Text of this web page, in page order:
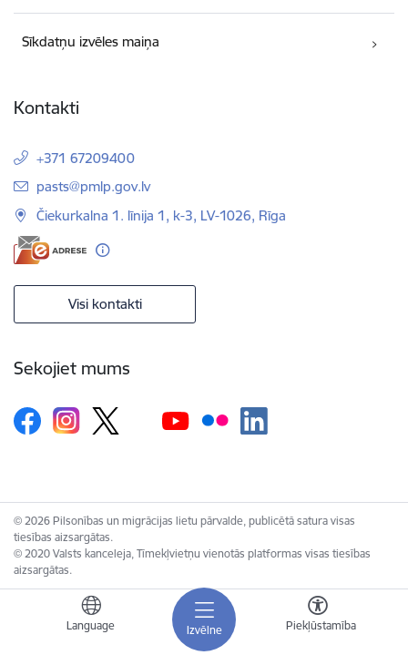
Izvēlne
Language Piekļūstamība
Sīkdatņu izvēles maiņa
Kontakti
+371 67209400
E-pasts:
pasts@pmlp.gov.lv
Čiekurkalna 1. līnija 1, k-3, LV-1026, Rīga
Visi kontakti
Sekojiet mums
© 2026 Pilsonības un migrācijas lietu pārvalde, publicētā satura visas
tiesības aizsargātas.
© 2020 Valsts kanceleja, Tīmekļvietņu vienotās platformas visas tiesības
aizsargātas.